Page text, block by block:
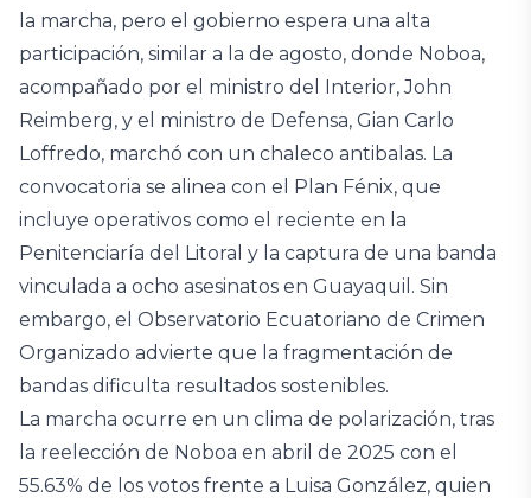
la marcha, pero el gobierno espera una alta
participación, similar a la de agosto, donde Noboa,
acompañado por el ministro del Interior, John
Reimberg, y el ministro de Defensa, Gian Carlo
Loffredo, marchó con un chaleco antibalas. La
convocatoria se alinea con el Plan Fénix, que
incluye operativos como el reciente en la
Penitenciaría del Litoral y la captura de una banda
vinculada a ocho asesinatos en Guayaquil. Sin
embargo, el Observatorio Ecuatoriano de Crimen
Organizado advierte que la fragmentación de
bandas dificulta resultados sostenibles.
La marcha ocurre en un clima de polarización, tras
la reelección de Noboa en abril de 2025 con el
55.63% de los votos frente a Luisa González, quien